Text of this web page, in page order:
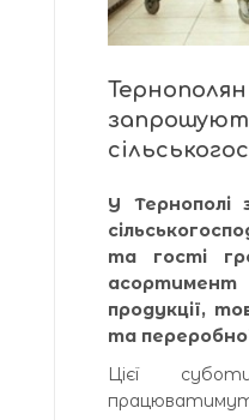
У Тернополі
та гості
асортимент
продукції,
та
Цієї